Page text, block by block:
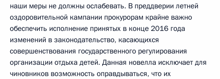
наши меры не должны ослабевать. В преддверии летней
оздоровительной кампании прокурорам крайне важно
обеспечить исполнение принятых в конце 2016 года
изменений в законодательство, касающихся
совершенствования государственного регулирования
организации отдыха детей. Данная новелла исключает для
чиновников возможность оправдываться, что их